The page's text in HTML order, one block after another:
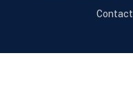
Contact